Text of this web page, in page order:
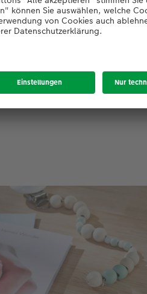
Innenseiten".
Sie außerdem noch eine
wählen. So wirken